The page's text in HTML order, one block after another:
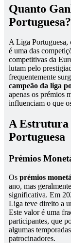
Quanto
Portuguesa?
A Liga Portuguesa,
é uma das
competitivas da
lutam pelo
frequentemente
campeão da liga
apenas os prémios
influenciam o que
A Estrutura
Portuguesa
Prémios
Os prémios
ano, mas
significativa. Em
Liga teve direito a
Este valor é uma
participantes, que
algumas
patrocinadores.